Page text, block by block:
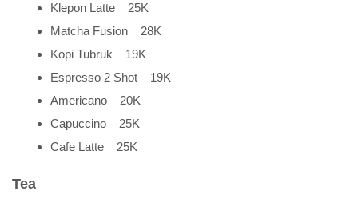
Klepon Latte 25K
Matcha Fusion 28K
Kopi Tubruk 19K
Espresso 2 Shot 19K
Americano 20K
Capuccino 25K
Cafe Latte 25K
Tea